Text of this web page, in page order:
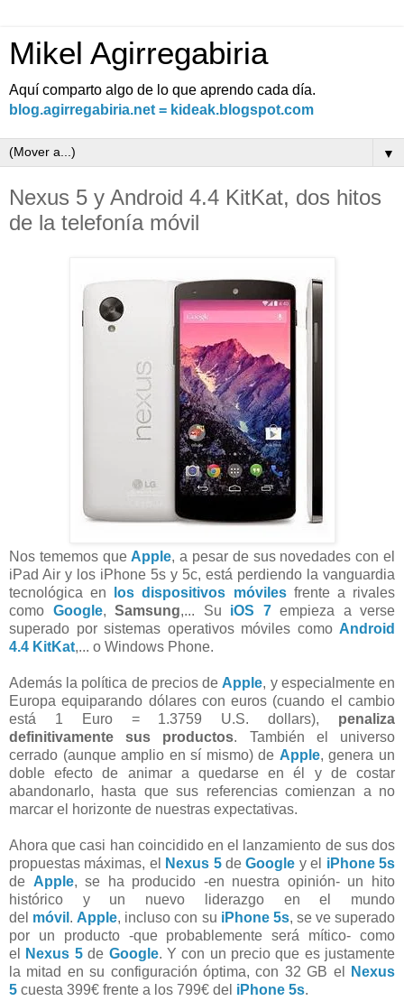
Mikel Agirregabiria
Aquí comparto algo de lo que aprendo cada día.
blog.agirregabiria.net = kideak.blogspot.com
▼
Nexus 5 y Android 4.4 KitKat, dos hitos
de la telefonía móvil
Nos tememos que Apple, a pesar de sus novedades con el
iPad Air y los iPhone 5s y 5c, está perdiendo la vanguardia
tecnológica en
los dispositivos móvilesfrente a rivales
como Google, Samsung,... Su iOS 7empieza a verse
superado por sistemas operativos móviles como Android
4.4 KitKat,... o Windows Phone.
Además la política de precios de Apple, y especialmente en
Europa equiparando dólares con euros (cuando el cambio
está 1 Euro = 1.3759 U.S. dollars), penaliza
definitivamente sus productos. También el universo
cerrado (aunque amplio en sí mismo) de Apple, genera un
doble efecto de animar a quedarse en él y de costar
abandonarlo, hasta que sus referencias comienzan a no
marcar el horizonte de nuestras expectativas.
Ahora que casi han coincidido en el lanzamiento de sus dos
propuestas máximas, el
Nexus 5 deGoogle y el iPhone 5s
de Apple, se ha producido -en nuestra opinión- un hito
histórico y un nuevo liderazgo en el mundo
del móvil . Apple, incluso con su iPhone 5s, se ve superado
por un producto -que probablemente será mítico- como
el
Nexus 5 de Google. Y con un precio que es justamente
la mitad en su configuración óptima, con 32 GB el
Nexus
5 cuesta 399€ frente a los 799€ del iPhone 5s.